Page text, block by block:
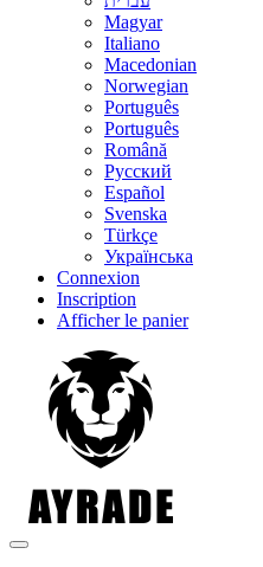
Magyar
Italiano
Macedonian
Norwegian
Português
Português
Română
Русский
Español
Svenska
Türkçe
Українська
Connexion
Inscription
Afficher le panier
Basculer la navigation